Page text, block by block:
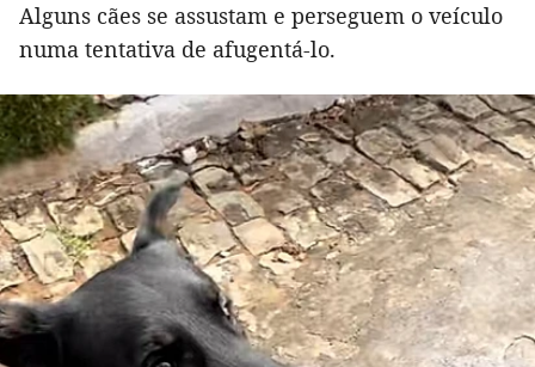
Alguns cães se assustam e perseguem o veículo
numa tentativa de afugentá-lo.